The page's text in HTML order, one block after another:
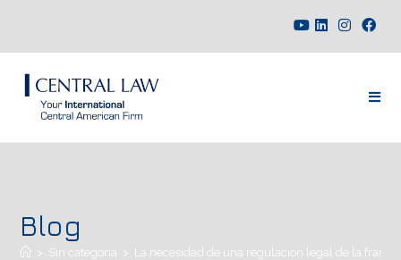
Blog
> Sin categoría > La necesidad de una regulación legal de la